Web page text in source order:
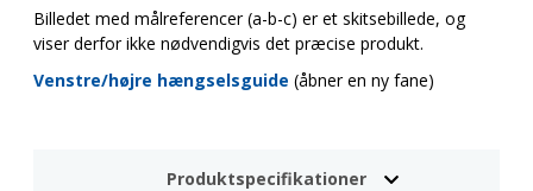
Billedet med målreferencer (a-b-c) er et skitsebillede, og
viser derfor ikke nødvendigvis det præcise produkt.
Venstre/højre hængselsguide (åbner en ny fane)
Produktspecifikationer